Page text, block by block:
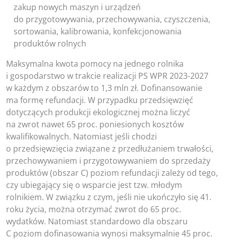
zakup nowych maszyn i urządzeń
do przygotowywania, przechowywania, czyszczenia,
sortowania, kalibrowania, konfekcjonowania
produktów rolnych
Maksymalna kwota pomocy na jednego rolnika
i gospodarstwo w trakcie realizacji PS WPR 2023-2027
w każdym z obszarów to 1,3 mln zł. Dofinansowanie
ma formę refundacji. W przypadku przedsięwzięć
dotyczących produkcji ekologicznej można liczyć
na zwrot nawet 65 proc. poniesionych kosztów
kwalifikowalnych. Natomiast jeśli chodzi
o przedsięwzięcia związane z przedłużaniem trwałości,
przechowywaniem i przygotowywaniem do sprzedaży
produktów (obszar C) poziom refundacji zależy od tego,
czy ubiegający się o wsparcie jest tzw. młodym
rolnikiem. W związku z czym, jeśli nie ukończyło się 41.
roku życia, można otrzymać zwrot do 65 proc.
wydatków. Natomiast standardowo dla obszaru
C poziom dofinasowania wynosi maksymalnie 45 proc.